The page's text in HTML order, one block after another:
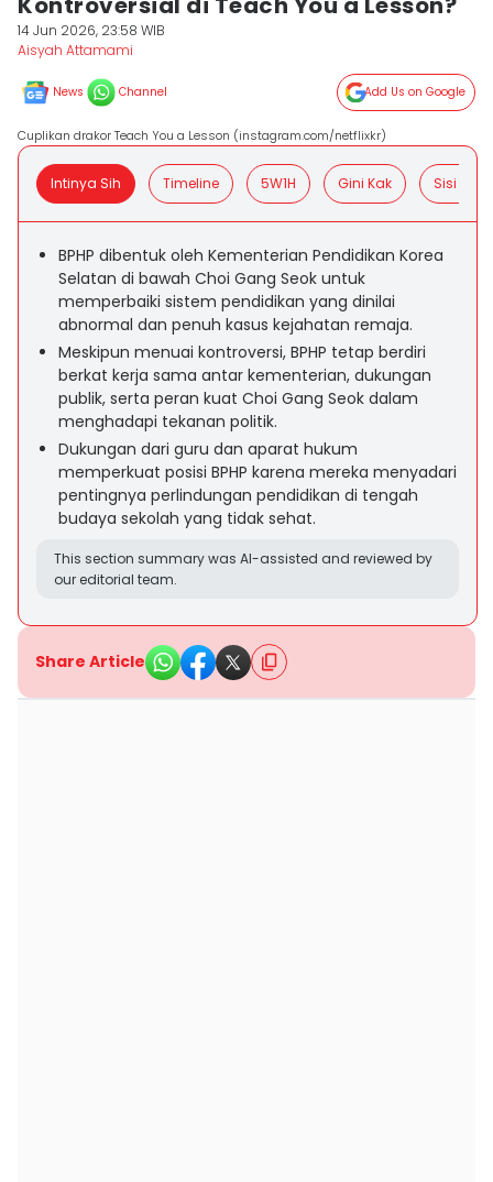
14 Jun 2026, 23:58 WIB
Aisyah Attamami
News Channel Add Us on Google
Cuplikan drakor Teach You a Lesson (instagram.com/netflixkr)
Intinya Sih Timeline 5W1H Gini Kak Sisi
BPHP dibentuk oleh Kementerian Pendidikan Korea
Selatan di bawah Choi Gang Seok untuk
memperbaiki sistem pendidikan yang dinilai
abnormal dan penuh kasus kejahatan remaja.
Meskipun menuai kontroversi, BPHP tetap berdiri
berkat kerja sama antar kementerian, dukungan
publik, serta peran kuat Choi Gang Seok dalam
menghadapi tekanan politik.
Dukungan dari guru dan aparat hukum
memperkuat posisi BPHP karena mereka menyadari
pentingnya perlindungan pendidikan di tengah
budaya sekolah yang tidak sehat.
This section summary was AI-assisted and reviewed by
our editorial team.
Share Article